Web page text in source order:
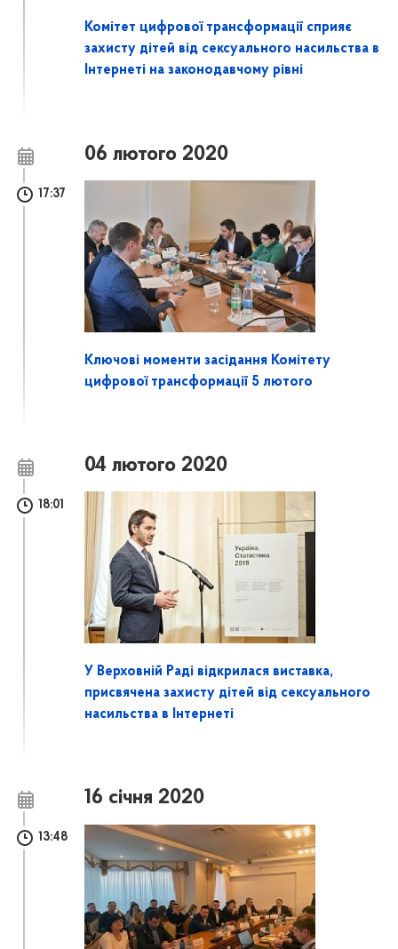
Комітет цифрової трансформації сприяє
захисту дітей від сексуального насильства в
Інтернеті на законодавчому рівні
06 лютого 2020
17:37
Ключові моменти засідання Комітету
цифрової трансформації 5 лютого
04 лютого 2020
18:01
У Верховній Раді відкрилася виставка,
присвячена захисту дітей від сексуального
насильства в Інтернеті
16 січня 2020
13:48